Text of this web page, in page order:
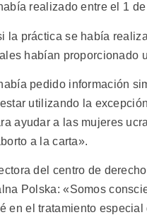
realizado entre el 1
la práctica se había
habían proporcionado
pedido información
utilizando la
ayudar a las mujeres
a la carta».
del centro de
Polska: «Somos
en el tratamiento